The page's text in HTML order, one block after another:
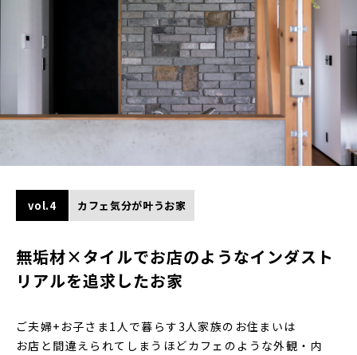
vol.4 カフェ気分が叶うお家
無垢材×タイルでお店のようなインダスト
リアルを追求したお家
ご夫婦+お子さま1人で暮らす3人家族のお住まいは
お店と間違えられてしまうほどカフェのような外観・内